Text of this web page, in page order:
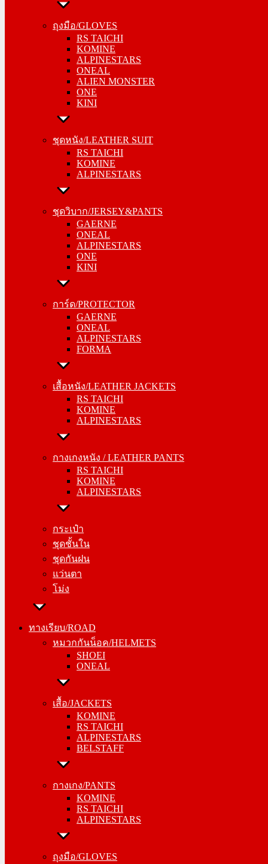
ถุงมือ/GLOVES
RS TAICHI
KOMINE
ALPINESTARS
ONEAL
ALIEN MONSTER
ONE
KINI
ชุดหนัง/LEATHER SUIT
RS TAICHI
KOMINE
ALPINESTARS
ชุดวิบาก/JERSEY&PANTS
GAERNE
ONEAL
ALPINESTARS
ONE
KINI
การ์ด/PROTECTOR
GAERNE
ONEAL
ALPINESTARS
FORMA
เสื้อหนัง/LEATHER JACKETS
RS TAICHI
KOMINE
ALPINESTARS
กางเกงหนัง / LEATHER PANTS
RS TAICHI
KOMINE
ALPINESTARS
กระเป๋า
ชุดชั้นใน
ชุดกันฝน
แว่นตา
โม่ง
ทางเรียบ/ROAD
หมวกกันน็อค/HELMETS
SHOEI
ONEAL
เสื้อ/JACKETS
KOMINE
RS TAICHI
ALPINESTARS
BELSTAFF
กางเกง/PANTS
KOMINE
RS TAICHI
ALPINESTARS
ถุงมือ/GLOVES
ถุงมือ/GLOVES
KOMINE
ALPINESTARS
ONEAL
ALIEN MONSTER
ONE
KINI
ชุดหนัง/LEATHER SUIT
KOMINE
ALPINESTARS
ชุดวิบาก/JERSEY&PANTS
ONEAL
ALPINESTARS
ONE
KINI
การ์ด/PROTECTOR
ONEAL
ALPINESTARS
FORMA
เสื้อหนัง/LEATHER JACKETS
KOMINE
ALPINESTARS
กางเกงหนัง / LEATHER PANTS
KOMINE
ALPINESTARS
กระเป๋า
ชุดชั้นใน
ชุดกันฝน
แว่นตา
โม่ง
ทางเรียบ/ROAD
หมวกกันน็อค/HELMETS
SHOEI
ONEAL
เสื้อ/JACKETS
RS TAICHI
ALPINESTARS
BELSTAFF
กางเกง/PANTS
RS TAICHI
ALPINESTARS
ถุงมือ/GLOVES
RS TAICHI